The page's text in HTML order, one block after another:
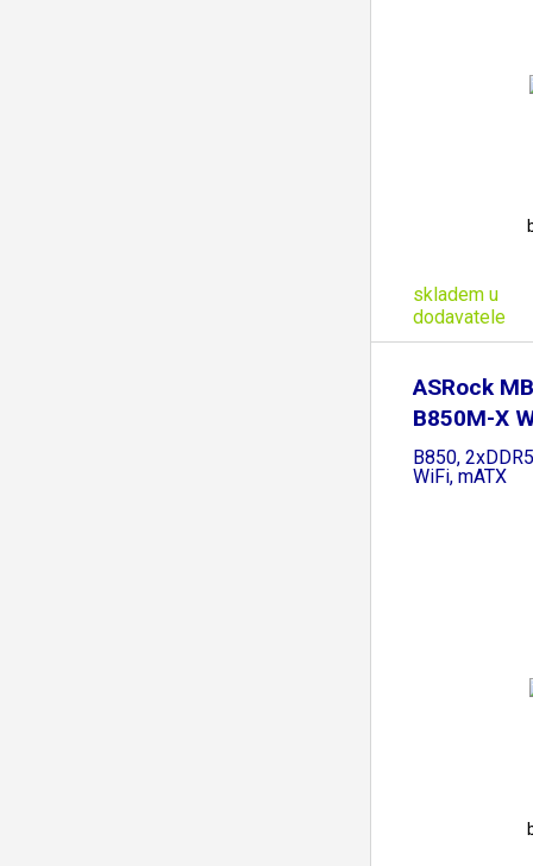
skladem u
dodavatele
ASRock
B850M-X
AMD
B850,
WiFi, mATX